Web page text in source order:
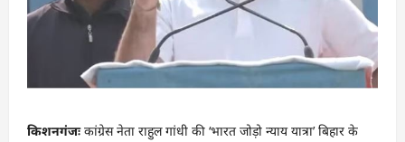
किशनगंजःकांग्रेस नेता राहुल गांधी की ‘भारत जोड़ो न्याय यात्रा’ बिहार के